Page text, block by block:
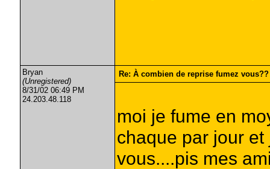
Bryan
(Unregistered)
8/31/02 06:49 PM
24.203.48.118
Re: À combien de reprise fumez vous??
moi je fume en
chaque par jour
vous....pis mes